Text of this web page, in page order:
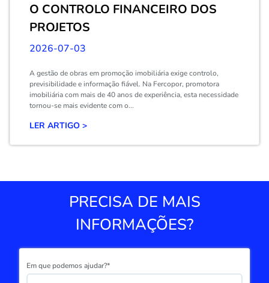
O CONTROLO FINANCEIRO DOS
PROJETOS
2026-07-03
A gestão de obras em promoção imobiliária exige controlo,
previsibilidade e informação fiável. Na Fercopor, promotora
imobiliária com mais de 40 anos de experiência, esta necessidade
tornou-se mais evidente com o...
LER ARTIGO >
PRECISA DE MAIS
INFORMAÇÕES?
Em que podemos ajudar?*